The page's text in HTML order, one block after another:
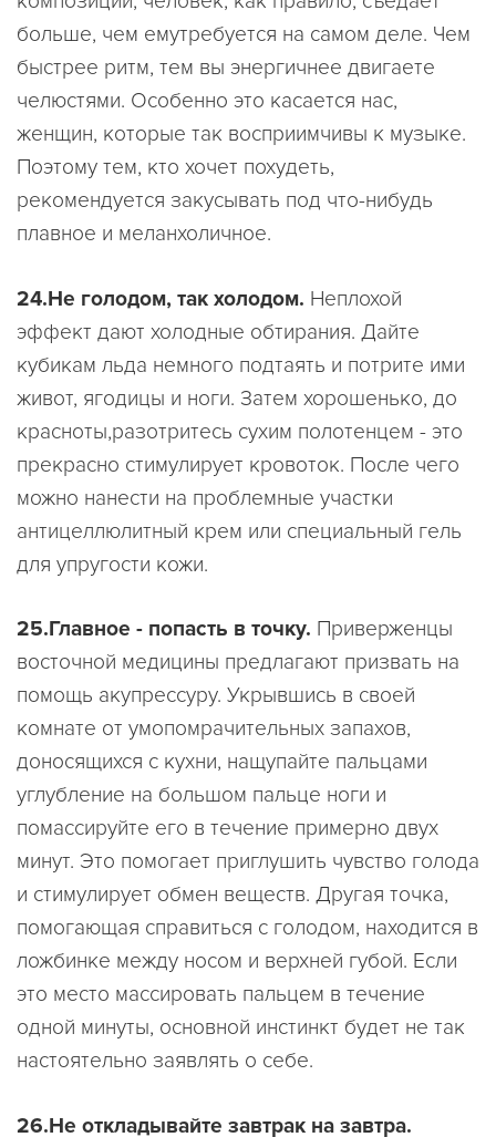
больше, чем емутребуется на самом деле. Чем
быстрее ритм, тем вы энергичнее двигаете
челюстями. Особенно это касается нас,
женщин, которые так восприимчивы к музыке.
Поэтому тем, кто хочет похудеть,
рекомендуется закусывать под что-нибудь
плавное и меланхоличное.
24.Не голодом, так холодом. Неплохой
эффект дают холодные обтирания. Дайте
кубикам льда немного подтаять и потрите ими
живот, ягодицы и ноги. Затем хорошенько, до
красноты,разотритесь сухим полотенцем - это
прекрасно стимулирует кровоток. После чего
можно нанести на проблемные участки
антицеллюлитный крем или специальный гель
для упругости кожи.
25.Главное - попасть в точку. Приверженцы
восточной медицины предлагают призвать на
помощь акупрессуру. Укрывшись в своей
комнате от умопомрачительных запахов,
доносящихся с кухни, нащупайте пальцами
углубление на большом пальце ноги и
помассируйте его в течение примерно двух
минут. Это помогает приглушить чувство голода
и стимулирует обмен веществ. Другая точка,
помогающая справиться с голодом, находится в
ложбинке между носом и верхней губой. Если
это место массировать пальцем в течение
одной минуты, основной инстинкт будет не так
настоятельно заявлять о себе.
26.Не откладывайте завтрак на завтра.